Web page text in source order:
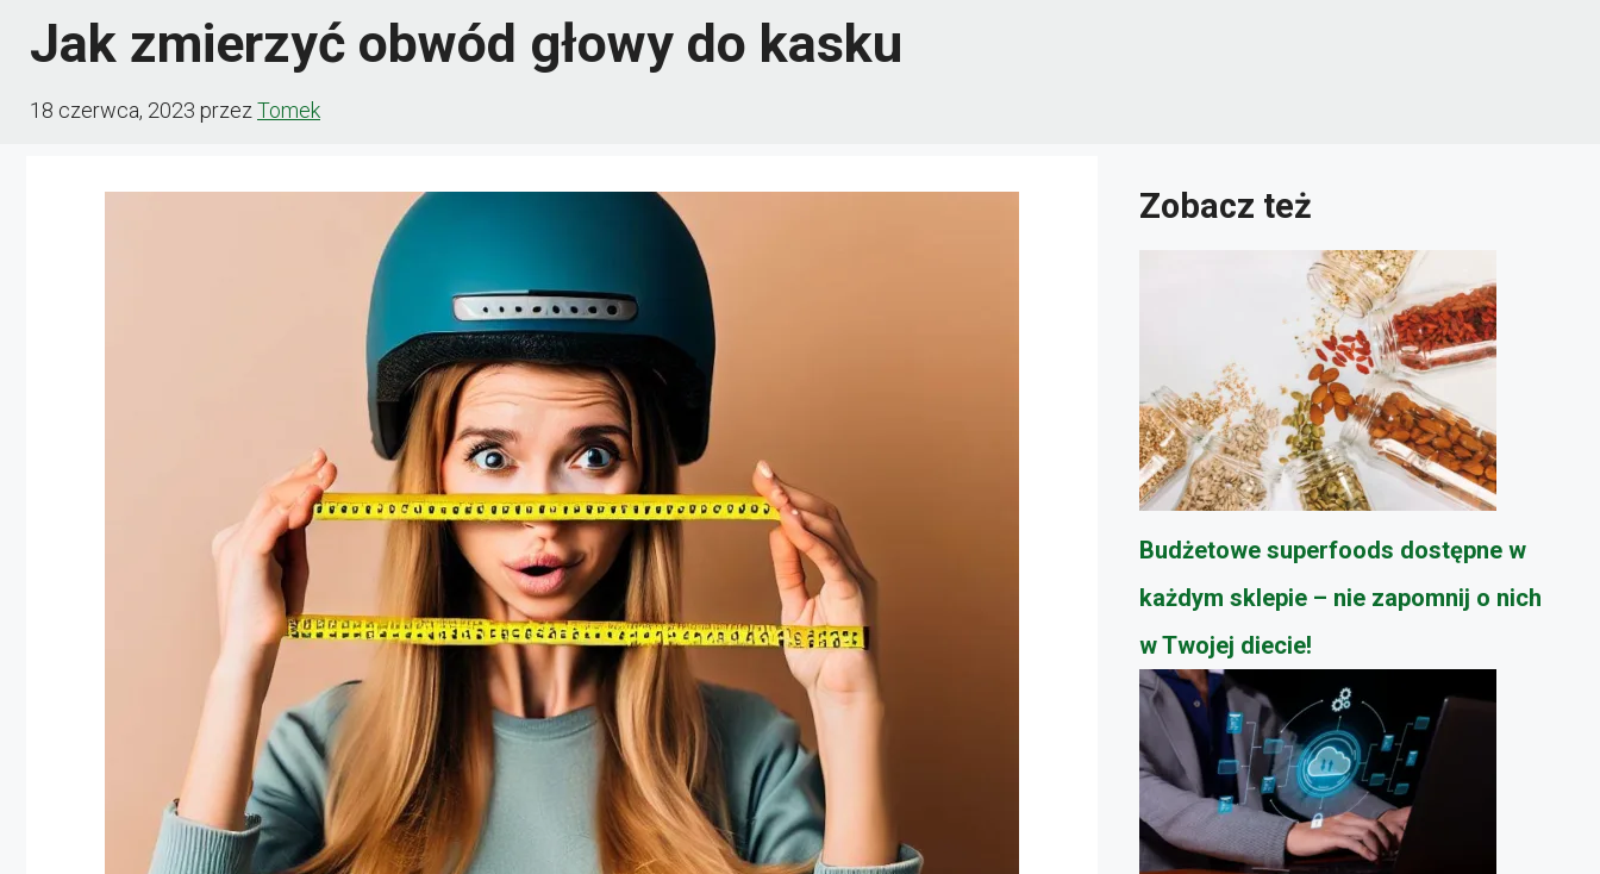
Jak zmierzyć obwód głowy do kasku
18 czerwca, 2023 przez Tomek
Zobacz też
Budżetowe superfoods dostępne w
każdym sklepie – nie zapomnij o nich
w Twojej diecie!